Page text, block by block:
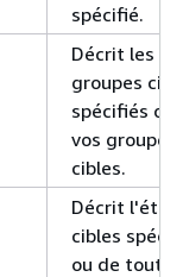
spécifié.
Décrit les
groupes
spécifiés ou
vos groupes
cibles.
Décrit l'état
cibles
ou de